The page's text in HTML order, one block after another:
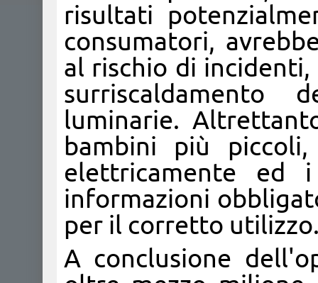
risultati
consumatori,
al rischio di
surriscaldamento
luminarie.
bambini più
elettricamente ed
informazioni
per il corretto
A conclusione